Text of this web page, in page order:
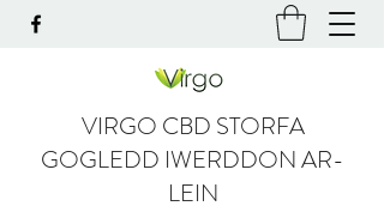
VIRGO CBD STORFA
GOGLEDD IWERDDON AR-
LEIN